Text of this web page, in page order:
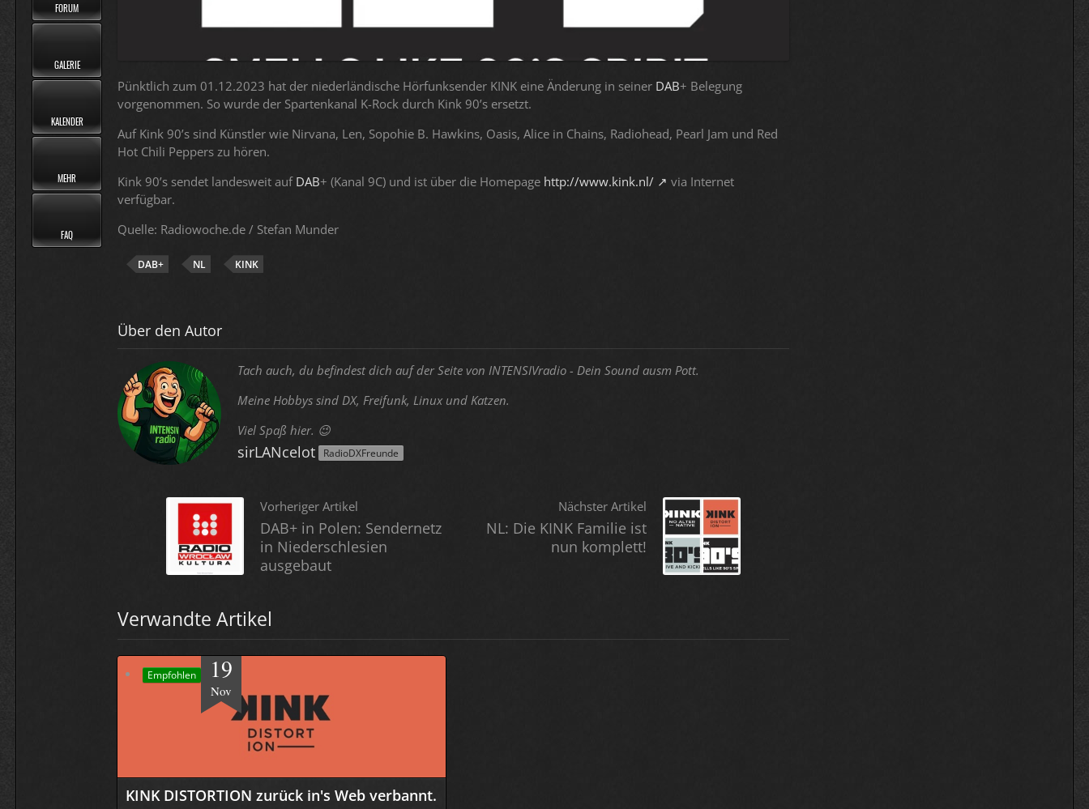
FORUM
GALERIE
KALENDER
MEHR
FAQ
Pünktlich zum 01.12.2023 hat der niederländische Hörfunksender KINK eine Änderung in seiner DAB+ Belegung
vorgenommen. So wurde der Spartenkanal K-Rock durch Kink 90’s ersetzt.
Auf Kink 90’s sind Künstler wie Nirvana, Len, Sopohie B. Hawkins, Oasis, Alice in Chains, Radiohead, Pearl Jam und Red
Hot Chili Peppers zu hören.
Kink 90’s sendet landesweit auf DAB+ (Kanal 9C) und ist über die Homepage http://www.kink.nl/
via Internet
verfügbar.
Quelle: Radiowoche.de / Stefan Munder
DAB+ NL KINK
Über den Autor
Tach auch, du befindest dich auf der Seite von INTENSIVradio - Dein Sound ausm Pott.
Meine Hobbys sind DX, Freifunk, Linux und Katzen.
Viel Spaß hier. 😉
sirLANcelot RadioDXFreunde
Vorheriger Artikel
DAB+ in Polen: Sendernetz
in Niederschlesien
ausgebaut
Nächster Artikel
NL: Die KINK Familie ist
nun komplett!
Verwandte Artikel
Empfohlen 19
Nov
KINK DISTORTION zurück in's Web verbannt.